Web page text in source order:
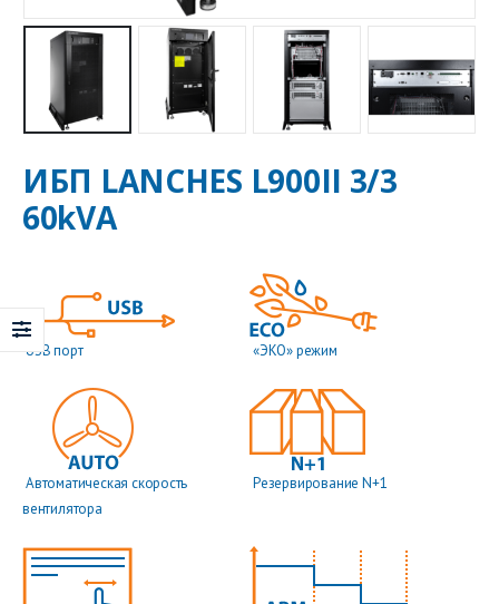
ИБП LANCHES L900II 3/3
60kVA
USB порт «ЭКО» режим
Автоматическая скорость
вентилятора
Резервирование N+1